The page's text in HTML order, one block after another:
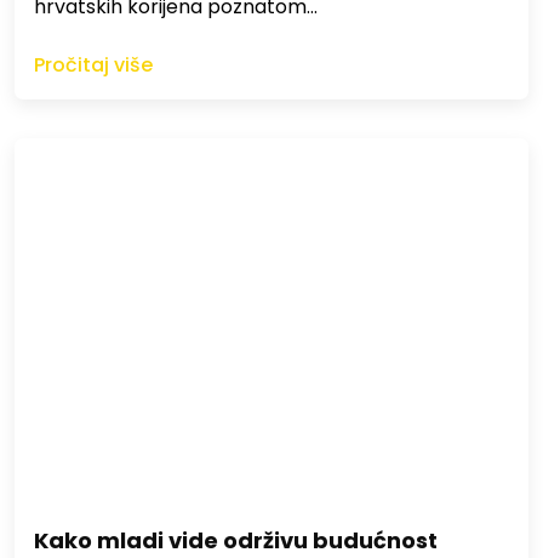
hrvatskih korijena poznatom…
Pročitaj više
Kako mladi vide održivu budućnost